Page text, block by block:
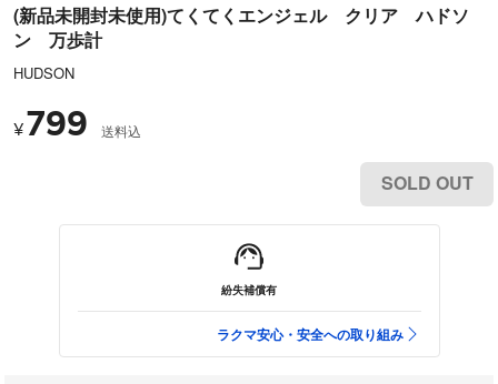
(新品未開封未使用)てくてくエンジェル クリア ハドソ
ン 万歩計
HUDSON
¥799 送料込
SOLD OUT
紛失補償有
ラクマ安心・安全への取り組み